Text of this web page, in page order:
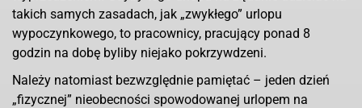
takich samych zasadach, jak „zwykłego” urlopu
wypoczynkowego, to pracownicy, pracujący ponad 8
godzin na dobę byliby niejako pokrzywdzeni.
Należy natomiast bezwzględnie pamiętać – jeden dzień
„fizycznej” nieobecności spowodowanej urlopem na